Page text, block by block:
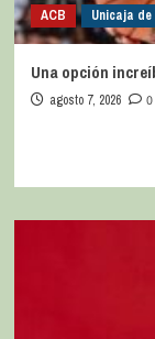
ACB Unicaja
Una opción
agosto 7, 2026 0